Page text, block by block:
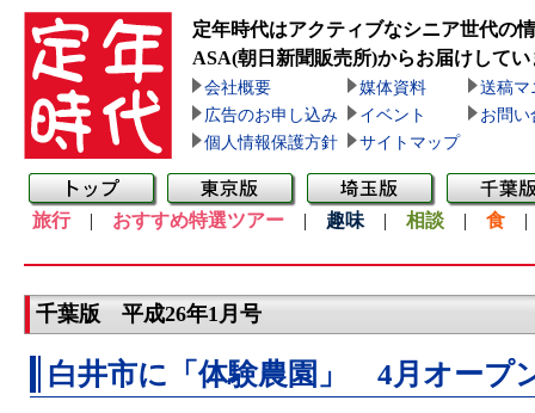
定年時代はアクティブなシニア世代の
ASA(朝日新聞販売所)からお届けしてい
会社概要 媒体資料
送稿マ
広告のお申し込み
イベント
お問い
個人情報保護方針
サイトマップ
旅行| おすすめ特選ツアー | 趣味 | 相談 | 食
千葉版 平成26年1月号
白井市に「体験農園」 4月オープ